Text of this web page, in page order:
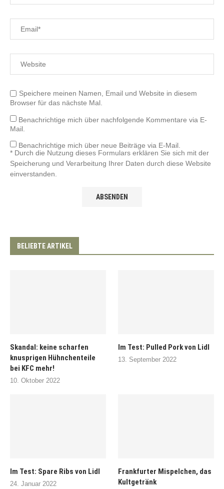
Speichere meinen Namen, Email und Website in diesem
Browser für das nächste Mal.
Benachrichtige mich über nachfolgende Kommentare via E-
Mail.
Benachrichtige mich über neue Beiträge via E-Mail.
* Durch die Nutzung dieses Formulars erklären Sie sich mit der
Speicherung und Verarbeitung Ihrer Daten durch diese Website
einverstanden.
BELIEBTE ARTIKEL
Skandal: keine scharfen
knusprigen Hühnchenteile
bei KFC mehr!
10. Oktober 2022
Im Test: Pulled Pork von Lidl
13. September 2022
Im Test: Spare Ribs von Lidl
24. Januar 2022
Frankfurter Mispelchen, das
Kultgetränk